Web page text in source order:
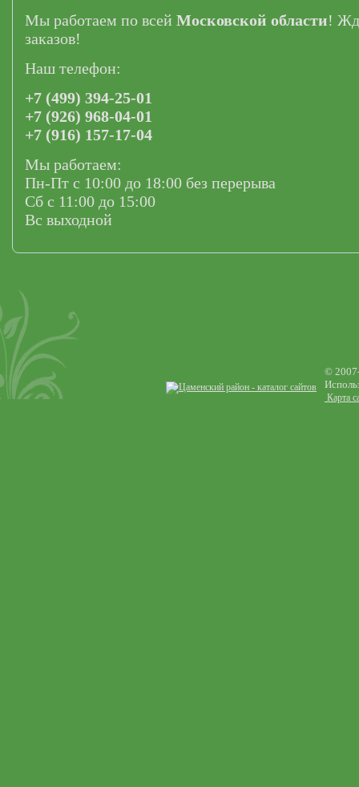
Мы работаем по всей Московской области!
заказов!
Наш телефон:
+7 (499) 394-25-01
+7 (926) 968-04-01
+7 (916) 157-17-04
Мы работаем:
Пн-Пт с 10:00 до 18:00 без перерыва
Сб с 11:00 до 15:00
Вс выходной
©
Карта